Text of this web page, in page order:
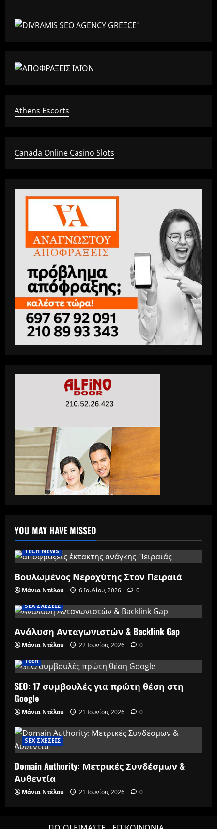
για
τζάκι
στην
Athens Escorts
Canada Online Casino Slots
YOU MAY HAVE MISSED
TECH NEWS
Βουλωμένος Νεροχύτης Στον Πειραιά
Μάνια Ντέλου 6 Ιουλίου, 2026
0
SEX ΣΧΕΣΕΙΣ
Ανάλυση Ανταγωνιστών & Backlink Gap
Μάνια Ντέλου 22 Ιουνίου, 2026
0
Tech
SEO: 17 συμβουλές για πρώτη θέση στη
Google
Μάνια Ντέλου 21 Ιουνίου, 2026 0
SEX ΣΧΕΣΕΙΣ
Domain Authority: Μετρικές Συνδέσμων &
Αυθεντία
Μάνια Ντέλου 21 Ιουνίου, 2026 0